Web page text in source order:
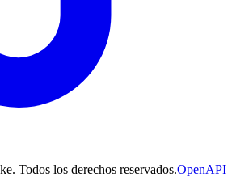
Todos los derechos reservados.OpenAPI